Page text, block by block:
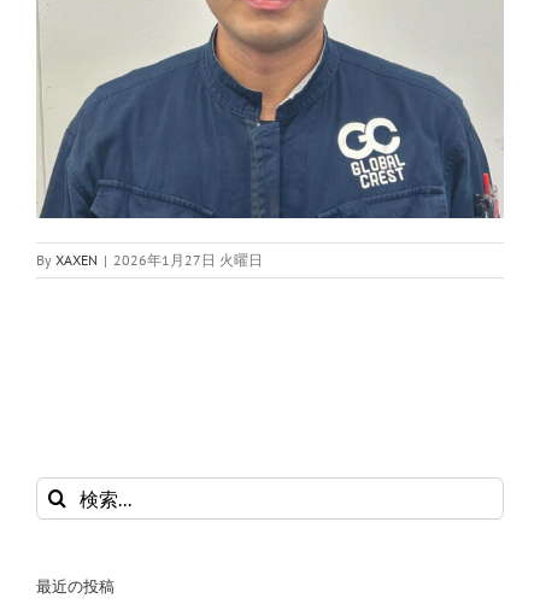
By XAXEN | 2026年1月27日 火曜日
検
索
最近の投稿